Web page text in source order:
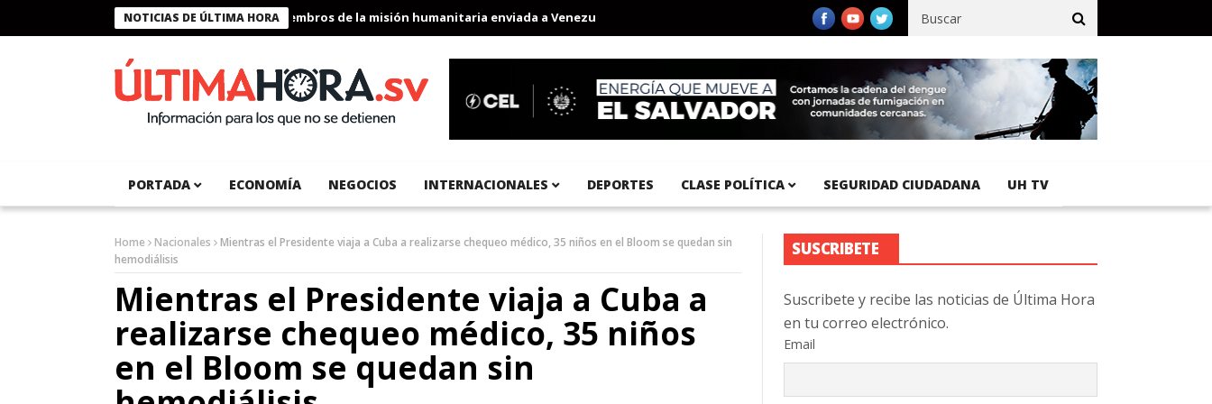
NOTICIAS DE ÚLTIMA HORA
Presidente Bukele condecora a miembros de la misión humanitaria enviada a Venezuela Aeropuerto Internacional del Pacífico registra 92 % de avance en obras de terracería
PORTADA ECONOMÍA NEGOCIOS INTERNACIONALES DEPORTES CLASE POLÍTICA SEGURIDAD CIUDADANA UH TV
Home Nacionales
Mientras el Presidente viaja a Cuba a realizarse chequeo médico, 35 niños en el Bloom se quedan sin
hemodiálisis
Mientras el Presidente viaja a Cuba a
realizarse chequeo médico, 35 niños
en el Bloom se quedan sin
SUSCRIBETE
Suscribete y recibe las noticias de Última Hora
en tu correo electrónico.
Email